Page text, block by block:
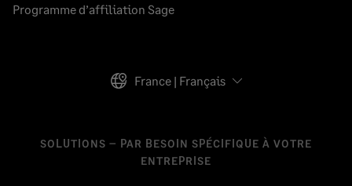
Programme d’affiliation Sage
France | Français
SOLUTIONS – PAR BESOIN SPÉCIFIQUE À VOTRE
ENTREPRISE